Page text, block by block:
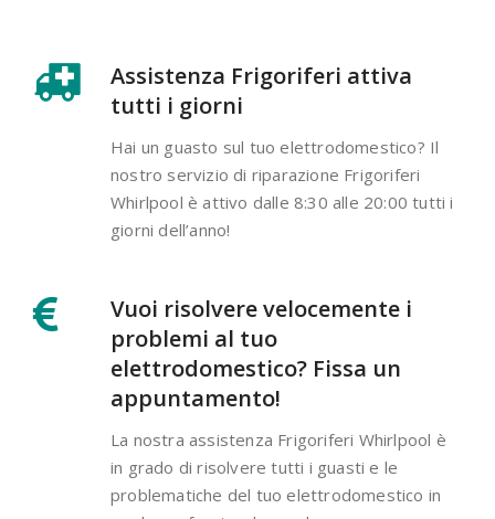
Assistenza Frigoriferi attiva
tutti i giorni
Hai un guasto sul tuo elettrodomestico? Il
nostro servizio di riparazione Frigoriferi
Whirlpool è attivo dalle 8:30 alle 20:00 tutti i
giorni dell’anno!
Vuoi risolvere velocemente i
problemi al tuo
elettrodomestico? Fissa un
appuntamento!
La nostra assistenza Frigoriferi Whirlpool è
in grado di risolvere tutti i guasti e le
problematiche del tuo elettrodomestico in